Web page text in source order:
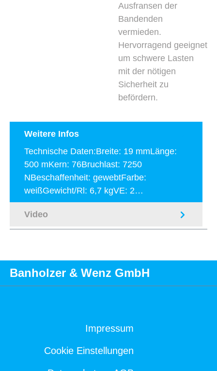
Ausfransen der
Bandenden
vermieden.
Hervorragend geeignet
um schwere Lasten
mit der nötigen
Sicherheit zu
befördern.
Weitere Infos
Technische Daten:Breite: 19 mmLänge:
500 mKern: 76Bruchlast: 7250
NBeschaffenheit: gewebtFarbe:
weißGewicht/Rl: 6,7 kgVE: 2…
Video
Banholzer & Wenz GmbH
Impressum
Cookie Einstellungen